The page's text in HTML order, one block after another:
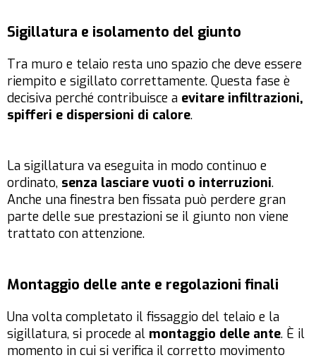
Sigillatura e isolamento del giunto
Tra muro e telaio resta uno spazio che deve essere
riempito e sigillato correttamente. Questa fase è
decisiva perché contribuisce a evitare infiltrazioni,
spifferi e dispersioni di calore.
La sigillatura va eseguita in modo continuo e
ordinato, senza lasciare vuoti o interruzioni.
Anche una finestra ben fissata può perdere gran
parte delle sue prestazioni se il giunto non viene
trattato con attenzione.
Montaggio delle ante e regolazioni finali
Una volta completato il fissaggio del telaio e la
sigillatura, si procede al montaggio delle ante. È il
momento in cui si verifica il corretto movimento